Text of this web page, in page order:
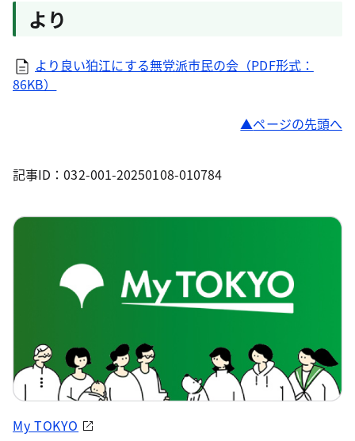
より
より良い狛江にする無党派市民の会（PDF形式：
86KB）
ページの先頭へ
記事ID：032-001-20250108-010784
My TOKYO